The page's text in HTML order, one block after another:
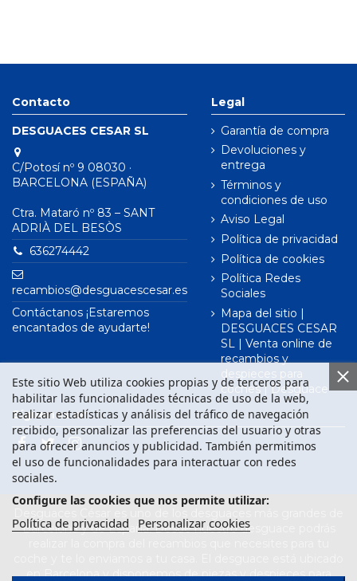
Contacto
DESGUACES CESAR SL
C/Potosí nº 9 08030 ·
BARCELONA (ESPAÑA)
Ctra. Mataró nº 83 – SANT
ADRIÀ DEL BESÒS
636274442
recambios@desguacescesar.es
Contáctanos ¡Estaremos
encantados de ayudarte!
Legal
Garantía de compra
Devoluciones y
entrega
Términos y
condiciones de uso
Aviso Legal
Política de privacidad
Política de cookies
Política Redes
Sociales
Mapa del sitio |
DESGUACES CESAR
SL | Venta online de
recambios y
despieces para
coches | Desguace
Este sitio Web utiliza cookies propias y de terceros para
habilitar las funcionalidades técnicas de uso de la web,
realizar estadísticas y análisis del tráfico de navegación
recibido, personalizar las preferencias del usuario y otras
para ofrecer anuncios y publicidad. También permitimos
el uso de funcionalidades para interactuar con redes
sociales.
Configure las cookies que nos permite utilizar:
Política de privacidad Personalizar cookies
Síguenos en
Barcelona y de España. Desde nuestro desguace podrás
en Barcelona y disponemos de piezas y despieces para